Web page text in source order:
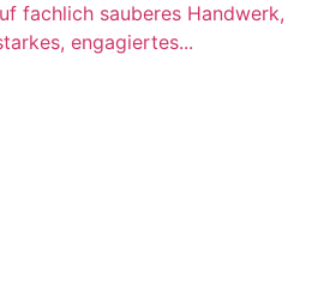
fachlich sauberes Handwerk,
engagiertes...